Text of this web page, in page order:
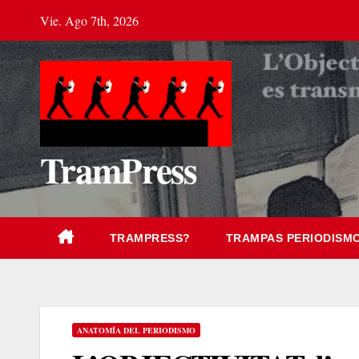
contenido
Vie. Ago 7th, 2026
TramPress
TRAMPRESS? TRAMPAS
ANATOMÍA DEL PERIODISMO